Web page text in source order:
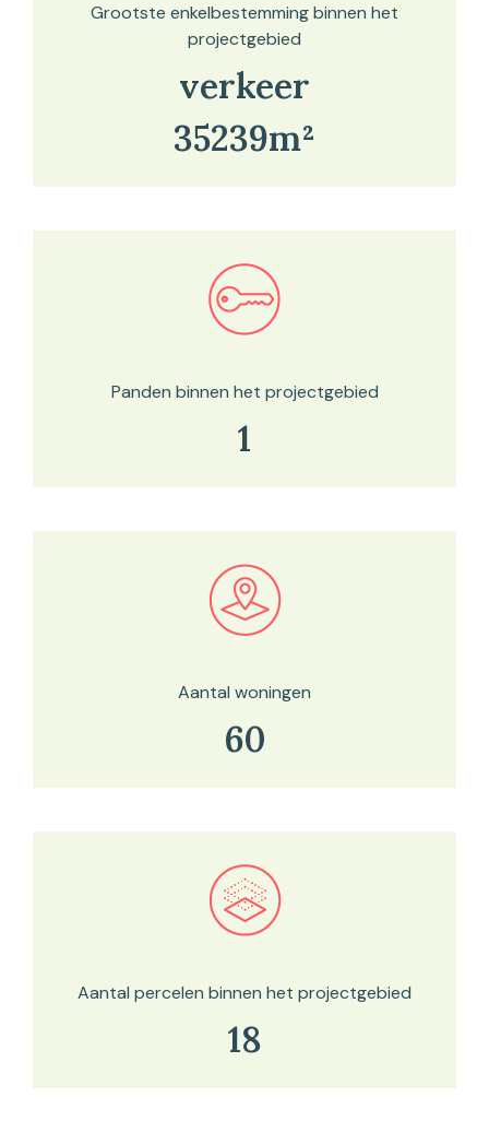
Grootste enkelbestemming binnen het
projectgebied
verkeer
35239m²
Bekijk in onze kaartviewer
Panden binnen het projectgebied
1
Bekijk in onze kaartviewer
Aantal woningen
60
Bekijk in onze kaartviewer
Aantal percelen binnen het projectgebied
18